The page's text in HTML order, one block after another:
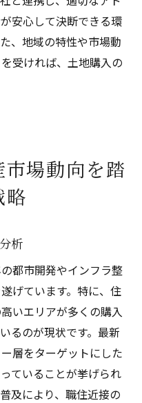
安心して決断できる環
、地域の特性や市場動
受ければ、土地購入の
場動向を踏
略
析
都市開発やインフラ整
げています。特に、住
いエリアが多くの購入
るのが現状です。最新
層をターゲットにした
ていることが挙げられ
及により、職住近接の